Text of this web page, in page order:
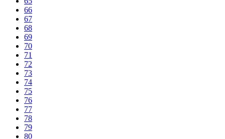
66
67
68
69
70
71
72
73
74
75
76
77
78
79
80